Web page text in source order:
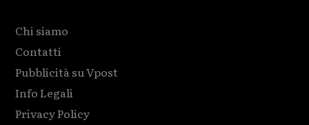
Chi siamo
Contatti
Pubblicità su Vpost
Info Legali
Privacy Policy